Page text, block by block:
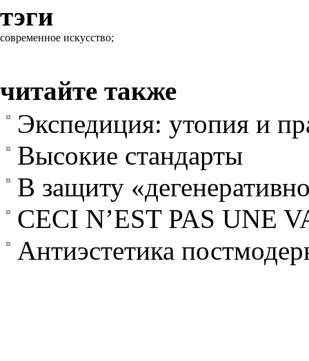
тэги
современное искусство;
читайте также
Экспедиция: утопия и
Высокие стандарты
В защиту
CECI N’EST PAS UNE
Антиэстетика